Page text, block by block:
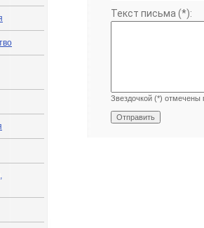
Текст письма (*):
Звездочкой (*) отмечены